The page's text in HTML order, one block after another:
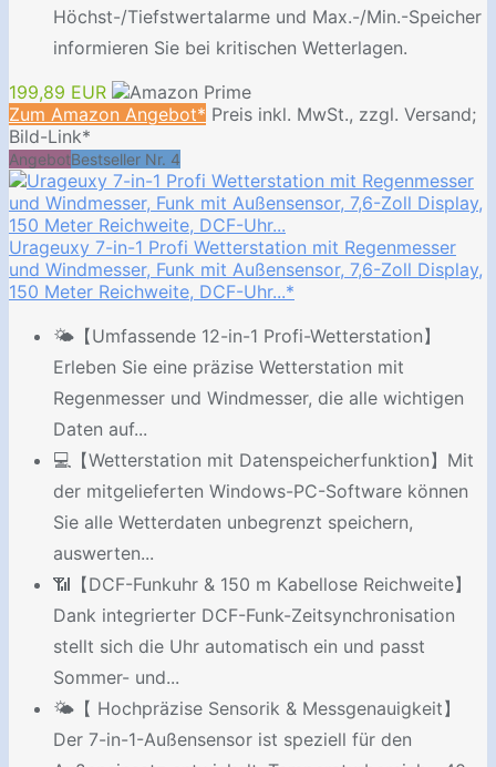
Höchst-/Tiefstwertalarme und Max.-/Min.-Speicher
informieren Sie bei kritischen Wetterlagen.
199,89 EUR
Zum Amazon Angebot* Preis inkl. MwSt., zzgl. Versand;
Bild-Link*
AngebotBestseller Nr. 4
Urageuxy 7-in-1 Profi Wetterstation mit Regenmesser
und Windmesser, Funk mit Außensensor, 7,6-Zoll Display,
150 Meter Reichweite, DCF-Uhr...*
🌤️【Umfassende 12-in-1 Profi-Wetterstation】
Erleben Sie eine präzise Wetterstation mit
Regenmesser und Windmesser, die alle wichtigen
Daten auf...
💻︎【Wetterstation mit Datenspeicherfunktion】Mit
der mitgelieferten Windows-PC-Software können
Sie alle Wetterdaten unbegrenzt speichern,
auswerten...
📶【DCF-Funkuhr & 150 m Kabellose Reichweite】
Dank integrierter DCF-Funk-Zeitsynchronisation
stellt sich die Uhr automatisch ein und passt
Sommer- und...
🌤️【 Hochpräzise Sensorik & Messgenauigkeit】
Der 7-in-1-Außensensor ist speziell für den